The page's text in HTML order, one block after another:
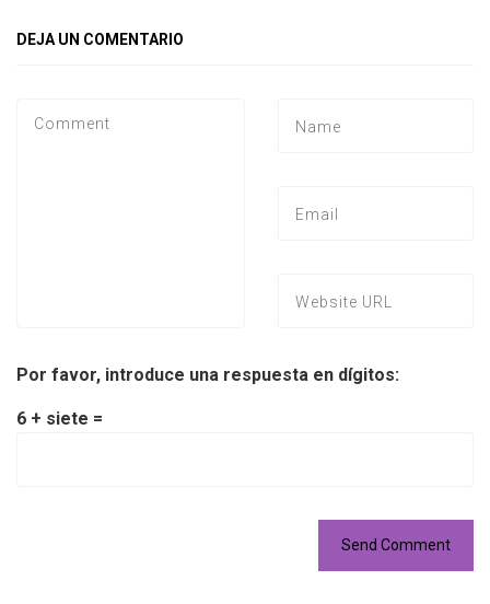
DEJA UN COMENTARIO
Por favor, introduce una respuesta en dígitos:
6 + siete =